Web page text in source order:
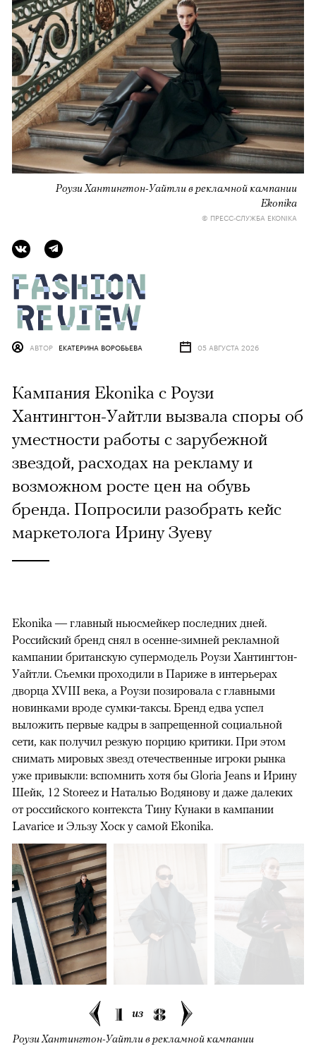
Роузи Хантингтон-Уайтли в рекламной кампании
Ekonika
© ПРЕСС-СЛУЖБА EKONIKA
АВТОР ЕКАТЕРИНА ВОРОБЬЕВА 05 АВГУСТА 2026
Кампания Ekonika с Роузи
Хантингтон-Уайтли вызвала споры об
уместности работы с зарубежной
звездой, расходах на рекламу и
возможном росте цен на обувь
бренда. Попросили разобрать кейс
маркетолога Ирину Зуеву
Ekonika — главный ньюсмейкер последних дней.
Российский бренд снял в осенне-зимней рекламной
кампании британскую супермодель Роузи Хантингтон-
Уайтли. Cъемки проходили в Париже в интерьерах
дворца XVIII века, а Роузи позировала с главными
новинками вроде сумки-таксы. Бренд едва успел
выложить первые кадры в запрещенной социальной
сети, как получил резкую порцию критики. При этом
снимать мировых звезд отечественные игроки рынка
уже привыкли: вспомнить хотя бы Gloria Jeans и Ирину
Шейк, 12 Storeez и Наталью Водянову и даже далеких
от российского контекста Тину Кунаки в кампании
Lavarice и Эльзу Хоск у самой Ekonika.
1 из 8
Роузи Хантингтон-Уайтли в рекламной кампании